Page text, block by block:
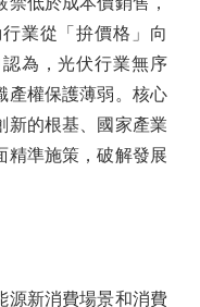
業從「拚價格」向
為，光伏行業無序
產權保護薄弱。核心
新的根基、國家產業
精準施策，破解發展
新消費場景和消費